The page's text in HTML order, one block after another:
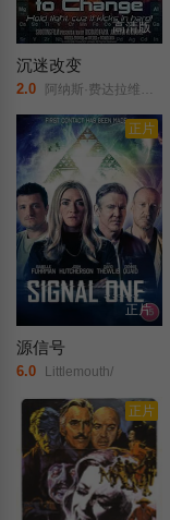
高清版
沉迷改变
2.0 阿纳斯·费达拉维丘斯/法迪·埃尔赛义德/阿德里安·保罗/
正片
正片
源信号
6.0 Littlemouth/
正片